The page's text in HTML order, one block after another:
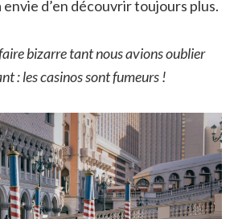
envie d’en découvrir toujours plus.
bizarre tant nous avions oublier
: les casinos sont fumeurs !